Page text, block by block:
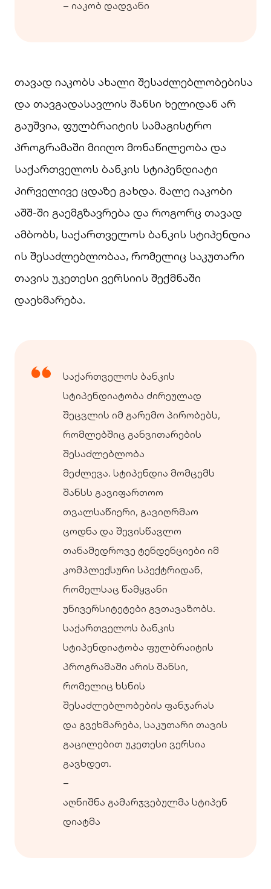
– იაკობ დადვანი
თავად იაკობს ახალი შესაძლებლობებისა
და თავგადასავლის შანსი ხელიდან არ
გაუშვია, ფულბრაიტის სამაგისტრო
პროგრამაში მიიღო მონაწილეობა და
საქართველოს ბანკის სტიპენდიატი
პირველივე ცდაზე გახდა. მალე იაკობი
აშშ-ში გაემგზავრება და როგორც თავად
ამბობს, საქართველოს ბანკის სტიპენდია
ის შესაძლებლობაა, რომელიც საკუთარი
თავის უკეთესი ვერსიის შექმნაში
დაეხმარება.
საქართველოს ბანკის
სტიპენდიატობა ძირეულად
შეცვლის იმ გარემო პირობებს,
რომლებშიც განვითარების
შესაძლებლობა
მეძლევა. სტიპენდია მომცემს
შანსს გავიფართოო
თვალსაწიერი, გავიღრმაო
ცოდნა და შევისწავლო
თანამედროვე ტენდენციები იმ
კომპლექსური სპექტრიდან,
რომელსაც წამყვანი
უნივერსიტეტები გვთავაზობს.
საქართველოს ბანკის
სტიპენდიატობა ფულბრაიტის
პროგრამაში არის შანსი,
რომელიც ხსნის
შესაძლებლობების ფანჯარას
და გვეხმარება, საკუთარი თავის
გაცილებით უკეთესი ვერსია
გავხდეთ.
–
აღნიშნა გამარჯვებულმა სტიპენ
დიატმა